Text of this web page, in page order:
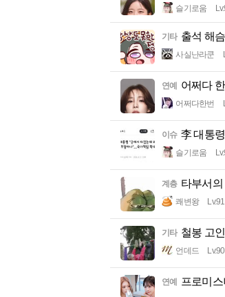
슬기로움
기타 출석 해
사실난라쿤
연예 어쩌다
어쩌다한번
이슈 李 대통
슬기로움
계층 타부서의
쾌변왕 Lv.91
기타 철봉 고
언데드 Lv.90
연예 프로미